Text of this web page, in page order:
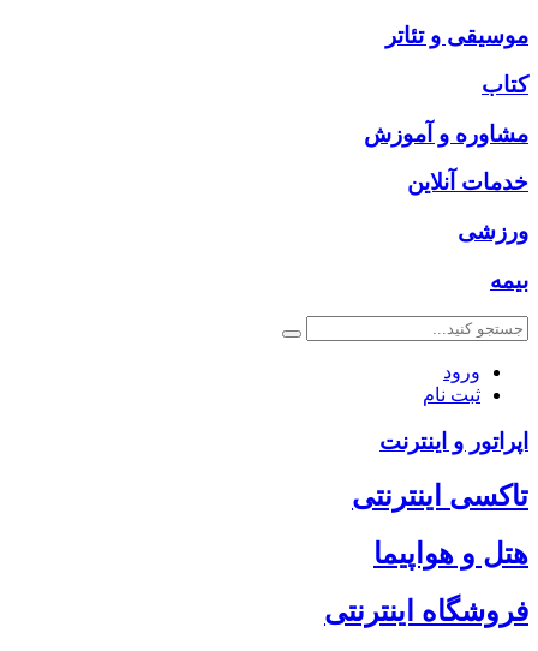
موسیقی و تئاتر
کتاب
مشاوره و آموزش
خدمات آنلاین
ورزشی
بیمه
ورود
ثبت نام
اپراتور و اینترنت
تاکسی اینترنتی
هتل و هواپیما
فروشگاه اینترنتی